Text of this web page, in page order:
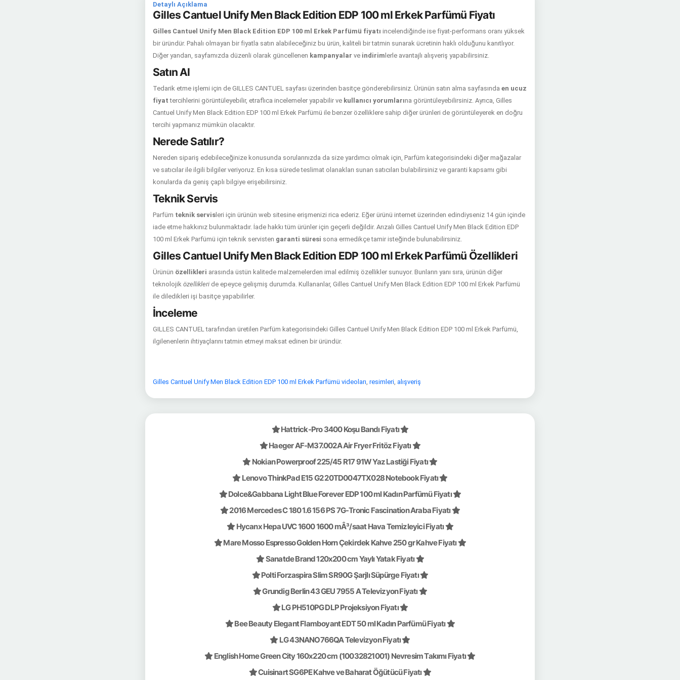
Detaylı Açıklama
Gilles Cantuel Unify Men Black Edition EDP 100 ml Erkek Parfümü Fiyatı
Gilles Cantuel Unify Men Black Edition EDP 100 ml Erkek Parfümü fiyatı incelendiğinde ise fiyat-performans oranı yüksek
bir üründür. Pahalı olmayan bir fiyatla satın alabileceğiniz bu ürün, kaliteli bir tatmin sunarak ücretinin haklı olduğunu kanıtlıyor.
Diğer yandan, sayfamızda düzenli olarak güncellenen kampanyalar ve indirim lerle avantajlı alışveriş yapabilirsiniz.
Satın Al
Tedarik etme işlemi için de GILLES CANTUEL sayfası üzerinden basitçe gönderebilirsiniz. Ürünün satın alma sayfasında en ucuz
fiyat tercihlerini görüntüleyebilir, etraflıca incelemeler yapabilir ve kullanıcı yorumlarına görüntüleyebilirsiniz. Ayrıca, Gilles
Cantuel Unify Men Black Edition EDP 100 ml Erkek Parfümü ile benzer özelliklere sahip diğer ürünleri de görüntüleyerek en doğru
tercihi yapmanız mümkün olacaktır.
Nerede Satılır?
Nereden sipariş edebileceğinize konusunda sorularınızda da size yardımcı olmak için, Parfüm kategorisindeki diğer mağazalar
ve satıcılar ile ilgili bilgiler veriyoruz. En kısa sürede teslimat olanakları sunan satıcıları bulabilirsiniz ve garanti kapsamı gibi
konularda da geniş çaplı bilgiye erişebilirsiniz.
Teknik Servis
Parfüm teknik servis leri için ürünün web sitesine erişmenizi rica ederiz. Eğer ürünü internet üzerinden edindiyseniz 14 gün içinde
iade etme hakkınız bulunmaktadır. İade hakkı tüm ürünler için geçerli değildir. Arızalı Gilles Cantuel Unify Men Black Edition EDP
100 ml Erkek Parfümü için teknik servisten garanti süresi sona ermedikçe tamir isteğinde bulunabilirsiniz.
Gilles Cantuel Unify Men Black Edition EDP 100 ml Erkek Parfümü Özellikleri
Ürünün özellikleri arasında üstün kalitede malzemelerden imal edilmiş özellikler sunuyor. Bunların yanı sıra, ürünün diğer
teknolojik özellikleri de epeyce gelişmiş durumda. Kullananlar, Gilles Cantuel Unify Men Black Edition EDP 100 ml Erkek Parfümü
ile diledikleri işi basitçe yapabilirler.
İnceleme
GILLES CANTUEL tarafından üretilen Parfüm kategorisindeki Gilles Cantuel Unify Men Black Edition EDP 100 ml Erkek Parfümü,
ilgilenenlerin ihtiyaçlarını tatmin etmeyi maksat edinen bir üründür.
Gilles Cantuel Unify Men Black Edition EDP 100 ml Erkek Parfümü videoları, resimleri, alışveriş
Hattrick-Pro 3400 Koşu Bandı Fiyatı
Haeger AF-M37.002A Air Fryer Fritöz Fiyatı
Nokian Powerproof 225/45 R17 91W Yaz Lastiği Fiyatı
Lenovo ThinkPad E15 G2 20TD0047TX028 Notebook Fiyatı
Dolce&Gabbana Light Blue Forever EDP 100 ml Kadın Parfümü Fiyatı
2016 Mercedes C 180 1.6 156 PS 7G-Tronic Fascination Araba Fiyatı
Hycanx Hepa UVC 1600 1600 mÂ³/saat Hava Temizleyici Fiyatı
Mare Mosso Espresso Golden Horn Çekirdek Kahve 250 gr Kahve Fiyatı
Sanatde Brand 120x200 cm Yaylı Yatak Fiyatı
Polti Forzaspira Slim SR90G Şarjlı Süpürge Fiyatı
Grundig Berlin 43 GEU 7955 A Televizyon Fiyatı
LG PH510PG DLP Projeksiyon Fiyatı
Bee Beauty Elegant Flamboyant EDT 50 ml Kadın Parfümü Fiyatı
LG 43NANO766QA Televizyon Fiyatı
English Home Green City 160x220 cm (10032821001) Nevresim Takımı Fiyatı
Cuisinart SG6PE Kahve ve Baharat Öğütücü Fiyatı